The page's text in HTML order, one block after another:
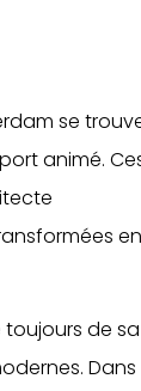
se
animé.
en
de sa
Dans